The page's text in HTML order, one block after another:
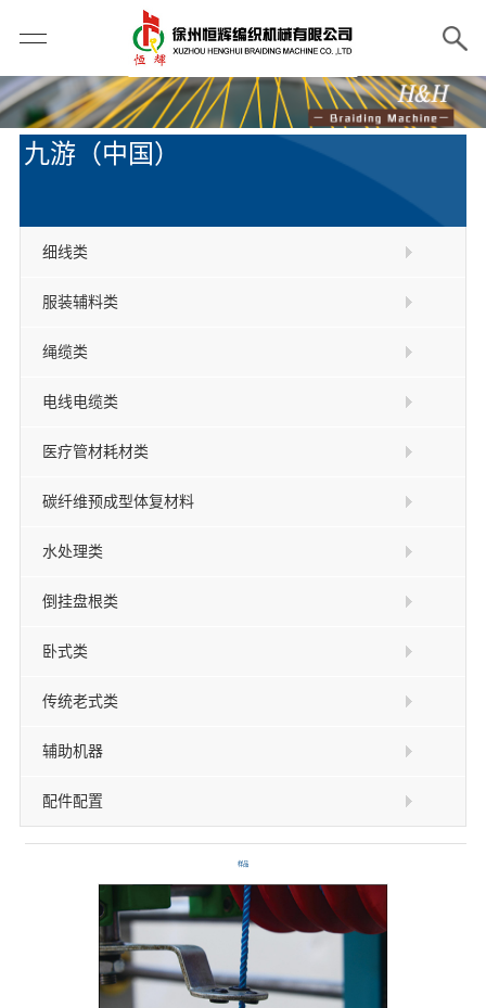
九游（中国）
细线类
服装辅料类
绳缆类
电线电缆类
医疗管材耗材类
碳纤维预成型体复材料
水处理类
倒挂盘根类
卧式类
传统老式类
辅助机器
配件配置
样品